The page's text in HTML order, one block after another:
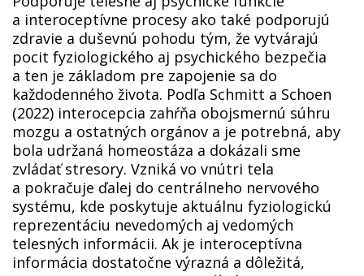
a interoceptívne procesy ako také podporujú
zdravie a duševnú pohodu tým, že vytvárajú
pocit fyziologického aj psychického bezpečia
a ten je základom pre zapojenie sa do
každodenného života. Podľa Schmitt a Schoen
(2022) interocepcia zahŕňa obojsmernú súhru
mozgu a ostatných orgánov a je potrebná, aby
bola udržaná homeostáza a dokázali sme
zvládať stresory. Vzniká vo vnútri tela
a pokračuje ďalej do centrálneho nervového
systému, kde poskytuje aktuálnu fyziologickú
reprezentáciu nevedomých aj vedomých
telesných informácii. Ak je interoceptívna
informácia dostatočne výrazná a dôležitá,